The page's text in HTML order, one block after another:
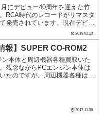
月にデビュー40周年を迎えた竹
RCA時代のレコードがリマスタ
発売されています。現在デビュ
ム『BEGINNING』、2ndアルバ
STREET』、3rdアルバ
SO...
2019.02.13
報】SUPER CO-ROM2
ン本体と周辺機器各種買取いた
残念ながらPCエンジン本体は
たのですが、周辺機器各種は良
2017.11.06